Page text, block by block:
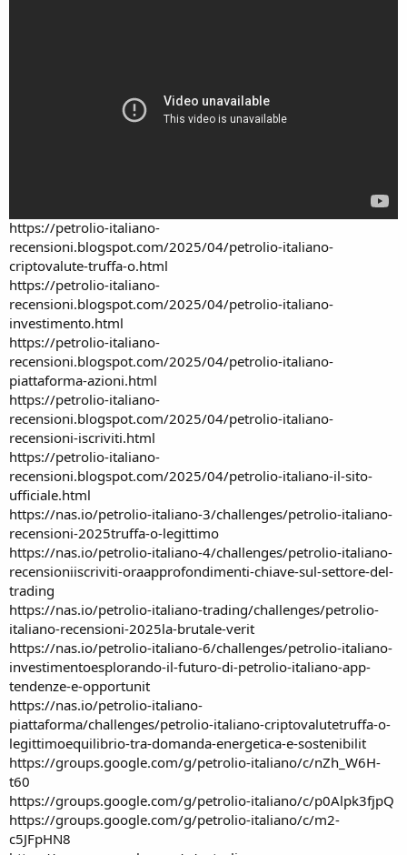
https://petrolio-italiano-
recensioni.blogspot.com/2025/04/petrolio-italiano-
criptovalute-truffa-o.html
https://petrolio-italiano-
recensioni.blogspot.com/2025/04/petrolio-italiano-
investimento.html
https://petrolio-italiano-
recensioni.blogspot.com/2025/04/petrolio-italiano-
piattaforma-azioni.html
https://petrolio-italiano-
recensioni.blogspot.com/2025/04/petrolio-italiano-
recensioni-iscriviti.html
https://petrolio-italiano-
recensioni.blogspot.com/2025/04/petrolio-italiano-il-sito-
ufficiale.html
https://nas.io/petrolio-italiano-3/challenges/petrolio-italiano-
recensioni-2025truffa-o-legittimo
https://nas.io/petrolio-italiano-4/challenges/petrolio-italiano-
recensioniiscriviti-oraapprofondimenti-chiave-sul-settore-del-
trading
https://nas.io/petrolio-italiano-trading/challenges/petrolio-
italiano-recensioni-2025la-brutale-verit
https://nas.io/petrolio-italiano-6/challenges/petrolio-italiano-
investimentoesplorando-il-futuro-di-petrolio-italiano-app-
tendenze-e-opportunit
https://nas.io/petrolio-italiano-
piattaforma/challenges/petrolio-italiano-criptovalutetruffa-o-
legittimoequilibrio-tra-domanda-energetica-e-sostenibilit
https://groups.google.com/g/petrolio-italiano/c/nZh_W6H-
t60
https://groups.google.com/g/petrolio-italiano/c/p0Alpk3fjpQ
https://groups.google.com/g/petrolio-italiano/c/m2-
c5JFpHN8